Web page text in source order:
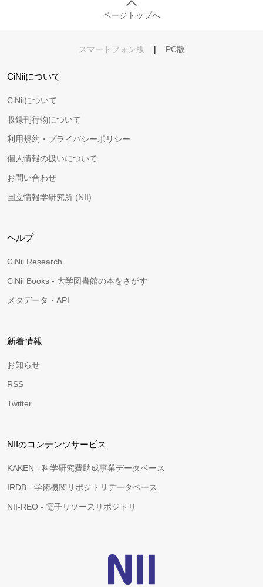
ページトップへ
スマートフォン版 | PC版
CiNiiについて
CiNiiについて
収録刊行物について
利用規約・プライバシーポリシー
個人情報の扱いについて
お問い合わせ
国立情報学研究所 (NII)
ヘルプ
CiNii Research
CiNii Books - 大学図書館の本をさがす
メタデータ・API
新着情報
お知らせ
RSS
Twitter
NIIのコンテンツサービス
KAKEN - 科学研究費助成事業データベース
IRDB - 学術機関リポジトリデータベース
NII-REO - 電子リソースリポジトリ